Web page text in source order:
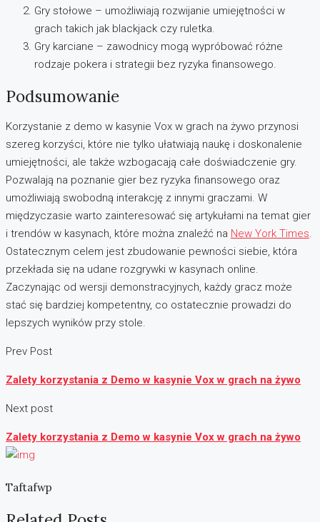
Gry stołowe – umożliwiają rozwijanie umiejętności w
grach takich jak blackjack czy ruletka.
Gry karciane – zawodnicy mogą wypróbować różne
rodzaje pokera i strategii bez ryzyka finansowego.
Podsumowanie
Korzystanie z demo w kasynie Vox w grach na żywo przynosi
szereg korzyści, które nie tylko ułatwiają naukę i doskonalenie
umiejętności, ale także wzbogacają całe doświadczenie gry.
Pozwalają na poznanie gier bez ryzyka finansowego oraz
umożliwiają swobodną interakcję z innymi graczami. W
międzyczasie warto zainteresować się artykułami na temat gier
i trendów w kasynach, które można znaleźć na New York Times.
Ostatecznym celem jest zbudowanie pewności siebie, która
przekłada się na udane rozgrywki w kasynach online.
Zaczynając od wersji demonstracyjnych, każdy gracz może
stać się bardziej kompetentny, co ostatecznie prowadzi do
lepszych wyników przy stole.
Prev Post
Zalety korzystania z Demo w kasynie Vox w grach na żywo
Next post
Zalety korzystania z Demo w kasynie Vox w grach na żywo
Taftafwp